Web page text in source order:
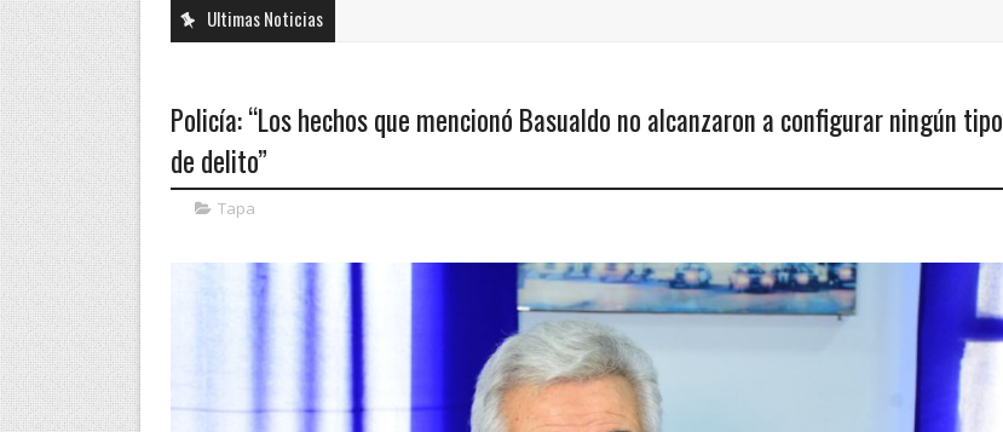
Ultimas Noticias
Policía: “Los hechos que mencionó Basualdo no alcanzaron a configurar ningún tipo
de delito”
Tapa